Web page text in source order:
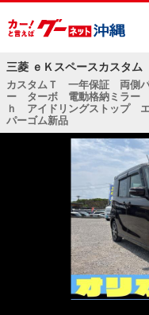
三菱 ｅＫスペースカスタム
カスタムＴ 一年保証 両側
ー ターボ 電動格納ミラー
ｈ アイドリングストップ エ
パーゴム新品